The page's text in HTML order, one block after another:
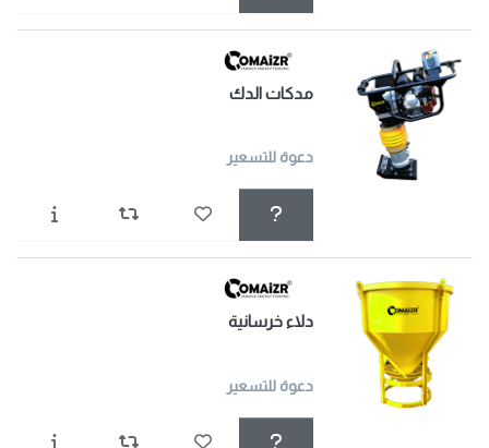
مدكات الدك
دعوة للتسعير
دلاء خرسانية
دعوة للتسعير